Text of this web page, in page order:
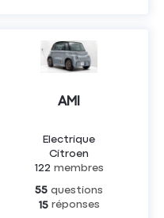
AMI
Electrique
Citroen
122 membres
55 questions
15 réponses